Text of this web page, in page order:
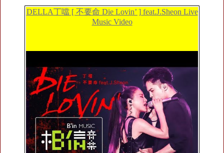
DELLA丁噹 [ 不要命 Die Lovin’ ] feat.J.Sheon Live
Music Video